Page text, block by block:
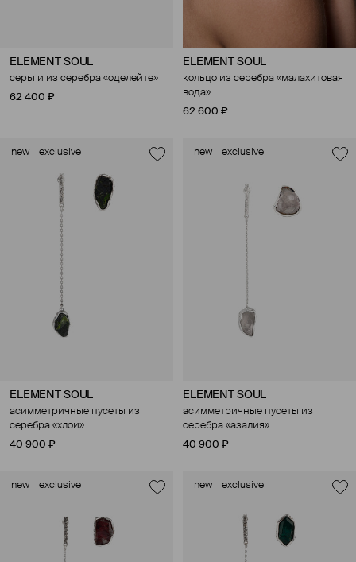
ELEMENT SOUL
серьги из серебра «оделейте»
62 400 ₽
ELEMENT SOUL
кольцо из серебра «малахитовая
вода»
62 600 ₽
new exclusive
ELEMENT SOUL
асимметричные пусеты из
серебра «хлои»
40 900 ₽
new exclusive
ELEMENT SOUL
асимметричные пусеты из
серебра «азалия»
40 900 ₽
new exclusive new exclusive